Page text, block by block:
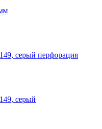
серый перфорация
серый